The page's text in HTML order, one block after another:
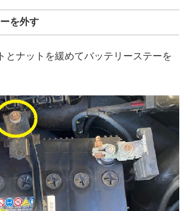
を外す
ナットを緩めてバッテリーステーを